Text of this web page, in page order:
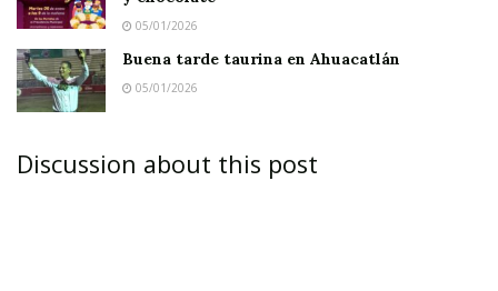
05/01/2026
Buena tarde taurina en Ahuacatlán
05/01/2026
Discussion about this post